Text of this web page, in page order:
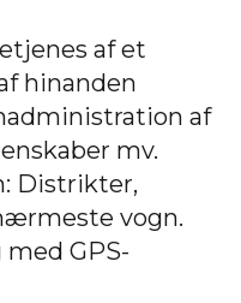
af et
hinanden
af
mv.
Distrikter,
vogn.
GPS-